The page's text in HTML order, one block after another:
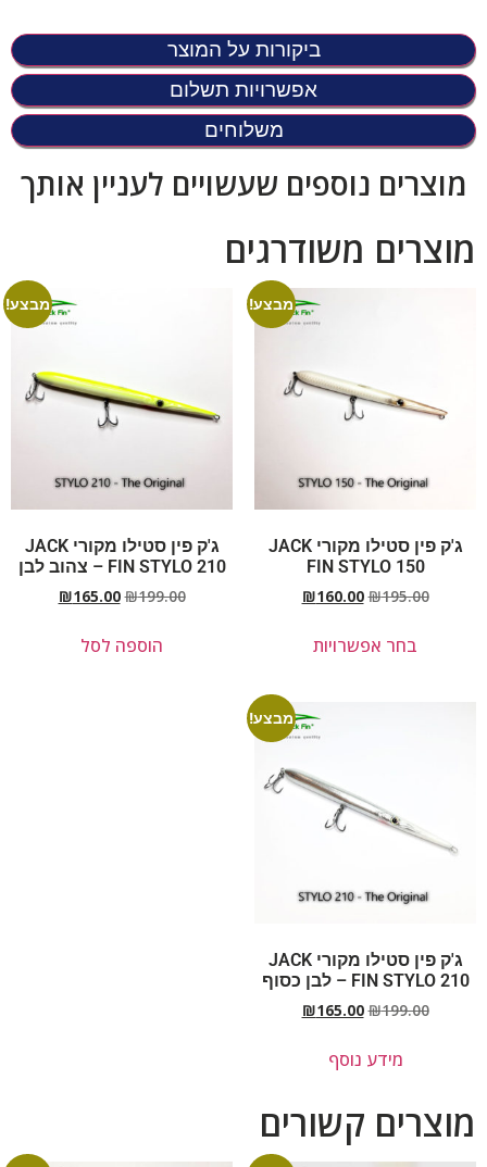
ביקורות על המוצר
אפשרויות תשלום
משלוחים
מוצרים נוספים שעשויים לעניין אותך
מוצרים משודרגים
מבצע!
ג'ק פין סטילו מקורי JACK
FIN STYLO 150
₪195.00
₪160.00
בחר אפשרויות
מבצע!
ג'ק פין סטילו מקורי JACK
FIN STYLO 210 – צהוב לבן
₪199.00
₪165.00
הוספה לסל
מבצע!
ג'ק פין סטילו מקורי JACK
FIN STYLO 210 – לבן כסוף
₪199.00
₪165.00
מידע נוסף
מוצרים קשורים